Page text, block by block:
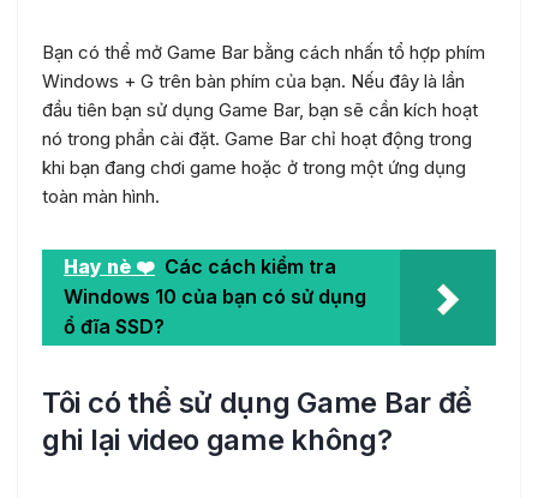
Bạn có thể mở Game Bar bằng cách nhấn tổ hợp phím
Windows + G trên bàn phím của bạn. Nếu đây là lần
đầu tiên bạn sử dụng Game Bar, bạn sẽ cần kích hoạt
nó trong phần cài đặt. Game Bar chỉ hoạt động trong
khi bạn đang chơi game hoặc ở trong một ứng dụng
toàn màn hình.
Hay nè ❤️ Các cách kiểm tra
Windows 10 của bạn có sử dụng
ổ đĩa SSD?
Tôi có thể sử dụng Game Bar để
ghi lại video game không?